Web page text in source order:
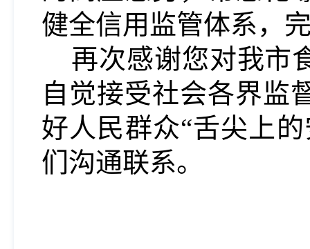
健全信用监管体系，
再次感谢您对我市
自觉接受社会各界监
好人民群众“舌尖上
们沟通联系。